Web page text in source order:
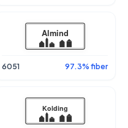
6051 97.3% fiber